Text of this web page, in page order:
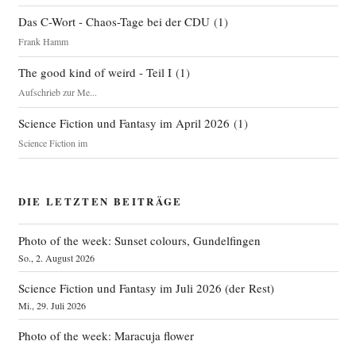
Das C-Wort - Chaos-Tage bei der CDU(1)
Frank Hamm
The good kind of weird - Teil I(1)
Aufschrieb zur Me...
Science Fiction und Fantasy im April 2026 (1)
Science Fiction im
DIE LETZTEN BEITRÄGE
Photo of the week: Sunset colours, Gundelfingen
So., 2. August 2026
Science Fiction und Fantasy im Juli 2026 (der Rest)
Mi., 29. Juli 2026
Photo of the week: Maracuja flower